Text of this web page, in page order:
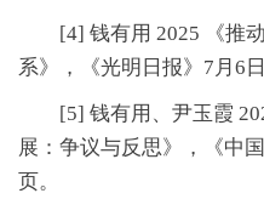
[4] 钱有用 2025 《推动
系》，《光明日报》7月6日
[5] 钱有用、尹玉霞
展：争议与反思》，《中
页。